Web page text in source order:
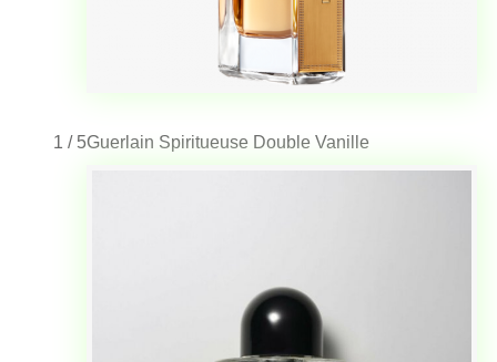
1 / 5Guerlain Spiritueuse Double Vanille